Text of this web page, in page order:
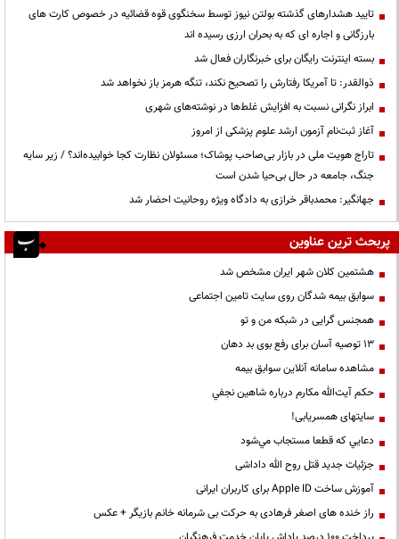
تایید هشدارهای گذشته بولتن نیوز توسط سخنگوی قوه قضائیه در خصوص کارت های
بارزگانی و اجاره ای که به بحران ارزی رسیده اند
بسته اینترنت رایگان برای خبرنگاران فعال شد
ذوالقدر: تا آمریکا رفتارش را تصحیح نکند، تنگه هرمز باز نخواهد شد
ابراز نگرانی نسبت به افزایش غلط‌ها در نوشته‌های شهری
آغاز ثبت‌نام آزمون ارشد علوم پزشکی از امروز
تاراج هویت ملی در بازار بی‌صاحب پوشاک؛ مسئولان نظارت کجا خوابیده‌اند؟ / زیر سایه
جنگ، جامعه در حال بی‌حیا شدن است
جهانگیر: محمدباقر خرازی به دادگاه ویژه روحانیت احضار شد
پربحث ترین عناوین
هشتمین کلان شهر ایران مشخص شد
سوابق بیمه شدگان روی سایت تامین اجتماعی
همجنس گرایی در شبکه من و تو
13 توصیه آسان برای رفع بوی بد دهان
مشاهده سامانه آنلاين سوابق بیمه
حكم آيت‌الله مكارم درباره شاهين نجفي
سایتهای همسریابی!
دعايي كه قطعا مستجاب مي‌شود
جزئیات جدید قتل روح الله داداشی
آموزش ساخت Apple ID برای کاربران ایرانی
راز خنده های اصغر فرهادی به حرکت بی شرمانه خانم بازیگر + عکس